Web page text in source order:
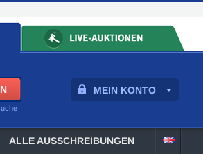
MEIN KONTO
ALLE AUSSCHREIBUNGEN